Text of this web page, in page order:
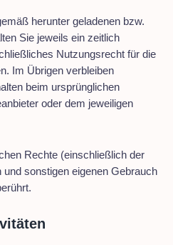
herunter geladenen bzw.
Sie jeweils ein zeitlich
Nutzungsrecht für die
Im Übrigen verbleiben
beim ursprünglichen
oder dem jeweiligen
Rechte (einschließlich der
sonstigen eigenen Gebrauch